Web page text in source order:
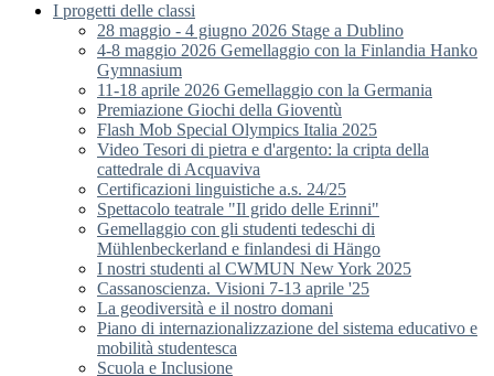
I progetti delle classi
28 maggio - 4 giugno 2026 Stage a Dublino
4-8 maggio 2026 Gemellaggio con la Finlandia Hanko
Gymnasium
11-18 aprile 2026 Gemellaggio con la Germania
Premiazione Giochi della Gioventù
Flash Mob Special Olympics Italia 2025
Video Tesori di pietra e d'argento: la cripta della
cattedrale di Acquaviva
Certificazioni linguistiche a.s. 24/25
Spettacolo teatrale "Il grido delle Erinni"
Gemellaggio con gli studenti tedeschi di
Mühlenbeckerland e finlandesi di Hängo
I nostri studenti al CWMUN New York 2025
Cassanoscienza. Visioni 7-13 aprile '25
La geodiversità e il nostro domani
Piano di internazionalizzazione del sistema educativo e
mobilità studentesca
Scuola e Inclusione